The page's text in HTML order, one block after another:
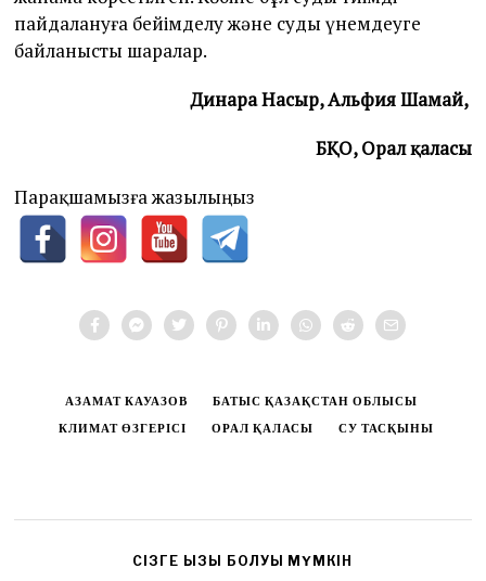
пайдалануға бейімделу және суды үнемдеуге
байланысты шаралар.
Динара Насыр, Альфия Шамай,
БҚО, Орал қаласы
Парақшамызға жазылыңыз
АЗАМАТ КАУАЗОВ
БАТЫС ҚАЗАҚСТАН ОБЛЫСЫ
КЛИМАТ ӨЗГЕРІСІ
ОРАЛ ҚАЛАСЫ СУ ТАСҚЫНЫ
CІЗГЕ ҚЫЗЫҚ БОЛУЫ МҮМКІН